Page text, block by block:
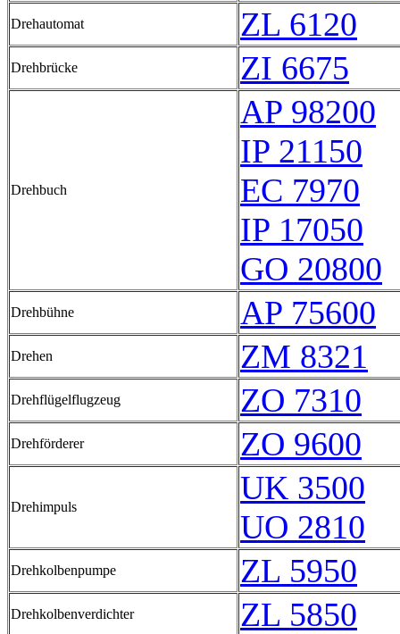
Drehautomat ZL 6120
Drehbrücke ZI 6675
Drehbuch
AP 98200
IP 21150
EC 7970
IP 17050
GO 20800
Drehbühne AP 75600
Drehen ZM 8321
Drehflügelflugzeug ZO 7310
Drehförderer ZO 9600
Drehimpuls
UK 3500
UO 2810
Drehkolbenpumpe ZL 5950
Drehkolbenverdichter ZL 5850